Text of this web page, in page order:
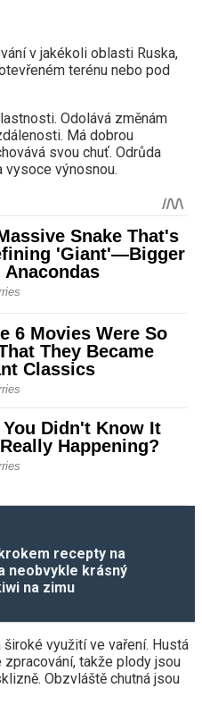
v jakékoli oblasti Ruska,
terénu nebo pod
Odolává změnám
Má dobrou
svou chuť. Odrůda
vysoce výnosnou.
recepty na
neobvykle krásný
na zimu
využití ve vaření. Hustá
takže plody jsou
Obzvláště chutná jsou